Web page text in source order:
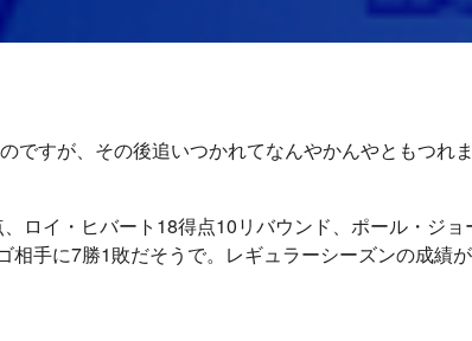
すが、その後追いつかれてなんやかんやともつれ
ロイ・ヒバート18得点10リバウンド、ポール・ジョ
手に7勝1敗だそうで。レギュラーシーズンの成